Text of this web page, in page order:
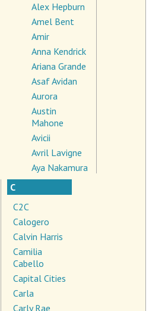
Alex Hepburn
Amel Bent
Amir
Anna Kendrick
Ariana Grande
Asaf Avidan
Aurora
Austin
Mahone
Avicii
Avril Lavigne
Aya Nakamura
C
C2C
Calogero
Calvin Harris
Camilia
Cabello
Capital Cities
Carla
Carly Rae